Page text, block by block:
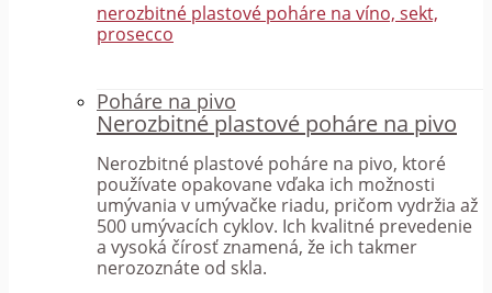
nerozbitné plastové poháre na víno, sekt,
prosecco
Poháre na pivo
Nerozbitné plastové poháre na pivo
Nerozbitné plastové poháre na pivo, ktoré
používate opakovane vďaka ich možnosti
umývania v umývačke riadu, pričom vydržia až
500 umývacích cyklov. Ich kvalitné prevedenie
a vysoká čírosť znamená, že ich takmer
nerozoznáte od skla.